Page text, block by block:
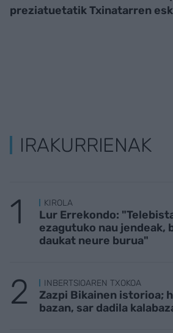
preziatuetatik Txinatarren
IRAKURRIENAK
KIROLA
Lur Errekondo:
ezagutuko nau jendeak,
daukat neure burua"
INBERTSIOAREN TXOKOA
Zazpi Bikainen istorioa;
bazan, sar dadila